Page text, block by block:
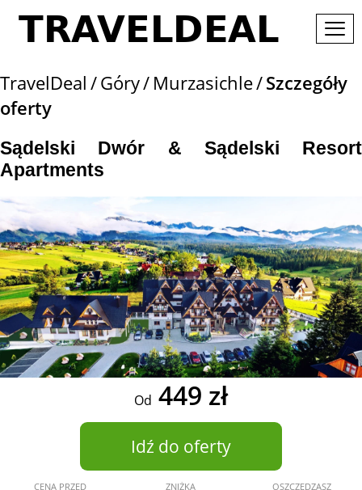
TravelDeal Góry Murzasichle Szczegóły
oferty
Sądelski Dwór & Sądelski Resort
Apartments
Od 449 zł
Idź do oferty
CENA PRZED ZNIŻKA OSZCZĘDZASZ